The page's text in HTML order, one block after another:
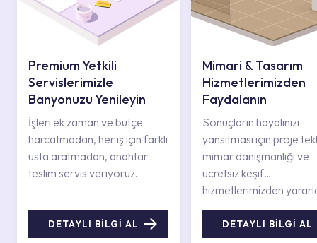
Premium Yetkili
Servislerimizle
Banyonuzu Yenileyin
İşleri ek zaman ve bütçe
harcatmadan, her iş için farklı
usta aratmadan, anahtar
teslim servis veriyoruz.
DETAYLI BİLGİ AL
Mimari & Tasarım
Hizmetlerimizden
Faydalanın
Sonuçların hayalinizi
yansıtması için proje
mimar danışmanlığı ve
ücretsiz keşif
hizmetlerimizden
DETAYLI BİLGİ AL